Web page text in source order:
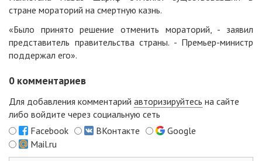
стране мораторий на смертную казнь.
«Было принято решение отменить мораторий, - заявил
представитель правительства страны. - Премьер-министр
поддержал его».
0 комментариев
Для добавления комментарий авторизируйтесь на сайте
либо войдите через социальную сеть
Facebook
ВКонтакте
Google
Mail.ru